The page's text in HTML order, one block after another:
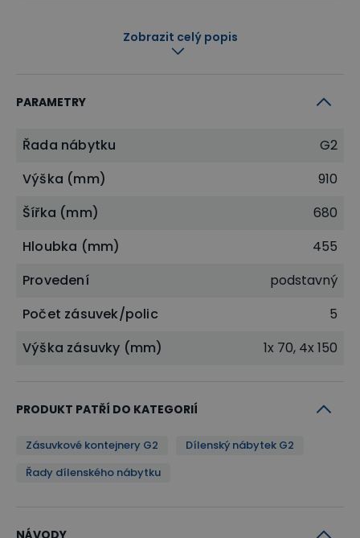
+ +
+ +
NÁŠ TIP
Inspirujte se návrhem interiéru dílny a
dílenského nábytku
Zobrazit celý popis
PARAMETRY
Řada nábytku
G2
Výška (mm)
910
Šířka (mm)
680
Hloubka (mm)
455
Provedení
podstavný
Počet zásuvek/polic
5
Výška zásuvky (mm)
1x 70, 4x 150
PRODUKT PATŘÍ DO KATEGORIÍ
Zásuvkové kontejnery G2
Dílenský nábytek G2
Řady dílenského nábytku
NÁVODY